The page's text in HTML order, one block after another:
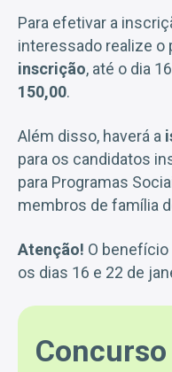
Para efetivar a
interessado realize o
inscrição, até o dia
150,00.
Além disso, haverá a
para os candidatos
para Programas
membros de família
Atenção! O
os dias 16 e 22 de